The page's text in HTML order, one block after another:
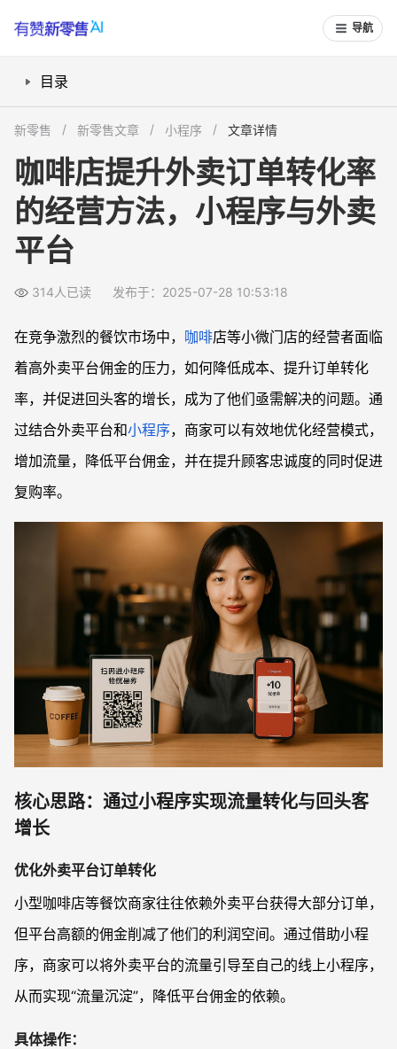
导航
目录
降低平台佣金，提升盈利空间
提升复购率与会员留存
提高客户回头率
提供便捷的下单体验
案例分析：20平米咖啡店的成功转型
新零售 新零售文章 小程序 文章详情
咖啡店提升外卖订单转化率
的经营方法，小程序与外卖
平台
314人已读 发布于：2025-07-28 10:53:18
在竞争激烈的餐饮市场中， 咖啡店等小微门店的经营者面临
着高外卖平台佣金的压力，如何降低成本、提升订单转化
率，并促进回头客的增长，成为了他们亟需解决的问题。通
过结合外卖平台和小程序，商家可以有效地优化经营模式，
增加流量，降低平台佣金，并在提升顾客忠诚度的同时促进
复购率。
核心思路：通过小程序实现流量转化与回头客
增长
优化外卖平台订单转化
小型咖啡店等餐饮商家往往依赖外卖平台获得大部分订单，
但平台高额的佣金削减了他们的利润空间。通过借助小程
序，商家可以将外卖平台的流量引导至自己的线上小程序，
从而实现“流量沉淀”，降低平台佣金的依赖。
具体操作：